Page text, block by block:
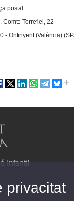
postal:
Comte Torrefiel, 22
- Ontinyent (València)
Infantil
privacitat